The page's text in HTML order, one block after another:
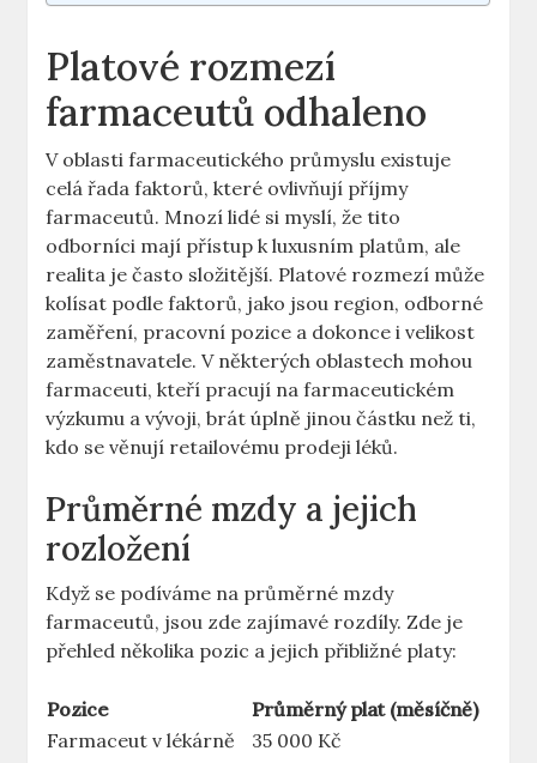
Platové rozmezí
farmaceutů odhaleno
V oblasti farmaceutického průmyslu existuje
celá řada faktorů, které ovlivňují příjmy
farmaceutů. Mnozí lidé si myslí, že tito
odborníci mají přístup k luxusním platům, ale
realita je často složitější. Platové rozmezí může
kolísat podle faktorů, jako jsou region, odborné
zaměření, pracovní pozice a dokonce i velikost
zaměstnavatele. V některých oblastech mohou
farmaceuti, kteří pracují na farmaceutickém
výzkumu a vývoji, brát úplně jinou částku než ti,
kdo se věnují retailovému prodeji léků.
Průměrné mzdy a jejich
rozložení
Když se podíváme na průměrné mzdy
farmaceutů, jsou zde zajímavé rozdíly. Zde je
přehled několika pozic a jejich přibližné platy:
Pozice
Průměrný plat (měsíčně)
Farmaceut v lékárně
35 000 Kč